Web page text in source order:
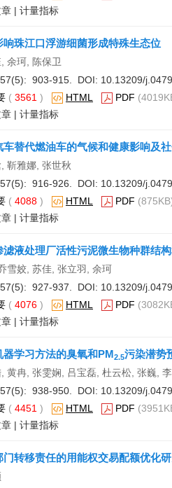
| 计量指标
响珠江口浮游细菌形成特殊生态位
余珂, 陈保卫
903-915. DOI: 10.13209/
( 3561 ) HTML PDF
| 计量指标
车替代燃油车的气候和健康影响
靳雅娜, 张世秋
916-926. DOI: 10.13209/
( 4088 ) HTML PDF
| 计量指标
滤液处理厂活性污泥微生物种群结
雪姣, 苏佳, 张立羽, 余珂
927-937. DOI: 10.13209/
( 4076 ) HTML PDF
| 计量指标
器学习方法的臭氧和PM2.5污染潜势
黄冉, 张雯娴, 吕宝磊, 杜云松, 张巍,
938-950. DOI: 10.13209/
( 4451 ) HTML PDF
| 计量指标
门转移责任的用能权交易配额优化